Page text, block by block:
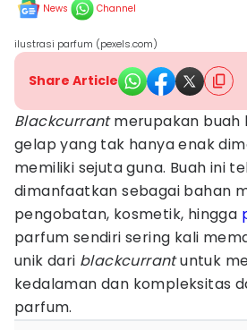
News Channel
ilustrasi parfum (pexels.com)
Share Article
Blackcurrantmerupakan buah
gelap yang tak hanya enak
memiliki sejuta guna. Buah ini
dimanfaatkan sebagai bahan
pengobatan, kosmetik, hingga
parfum sendiri sering kali
unik dari blackcurrantuntuk
kedalaman dan kompleksitas
parfum.